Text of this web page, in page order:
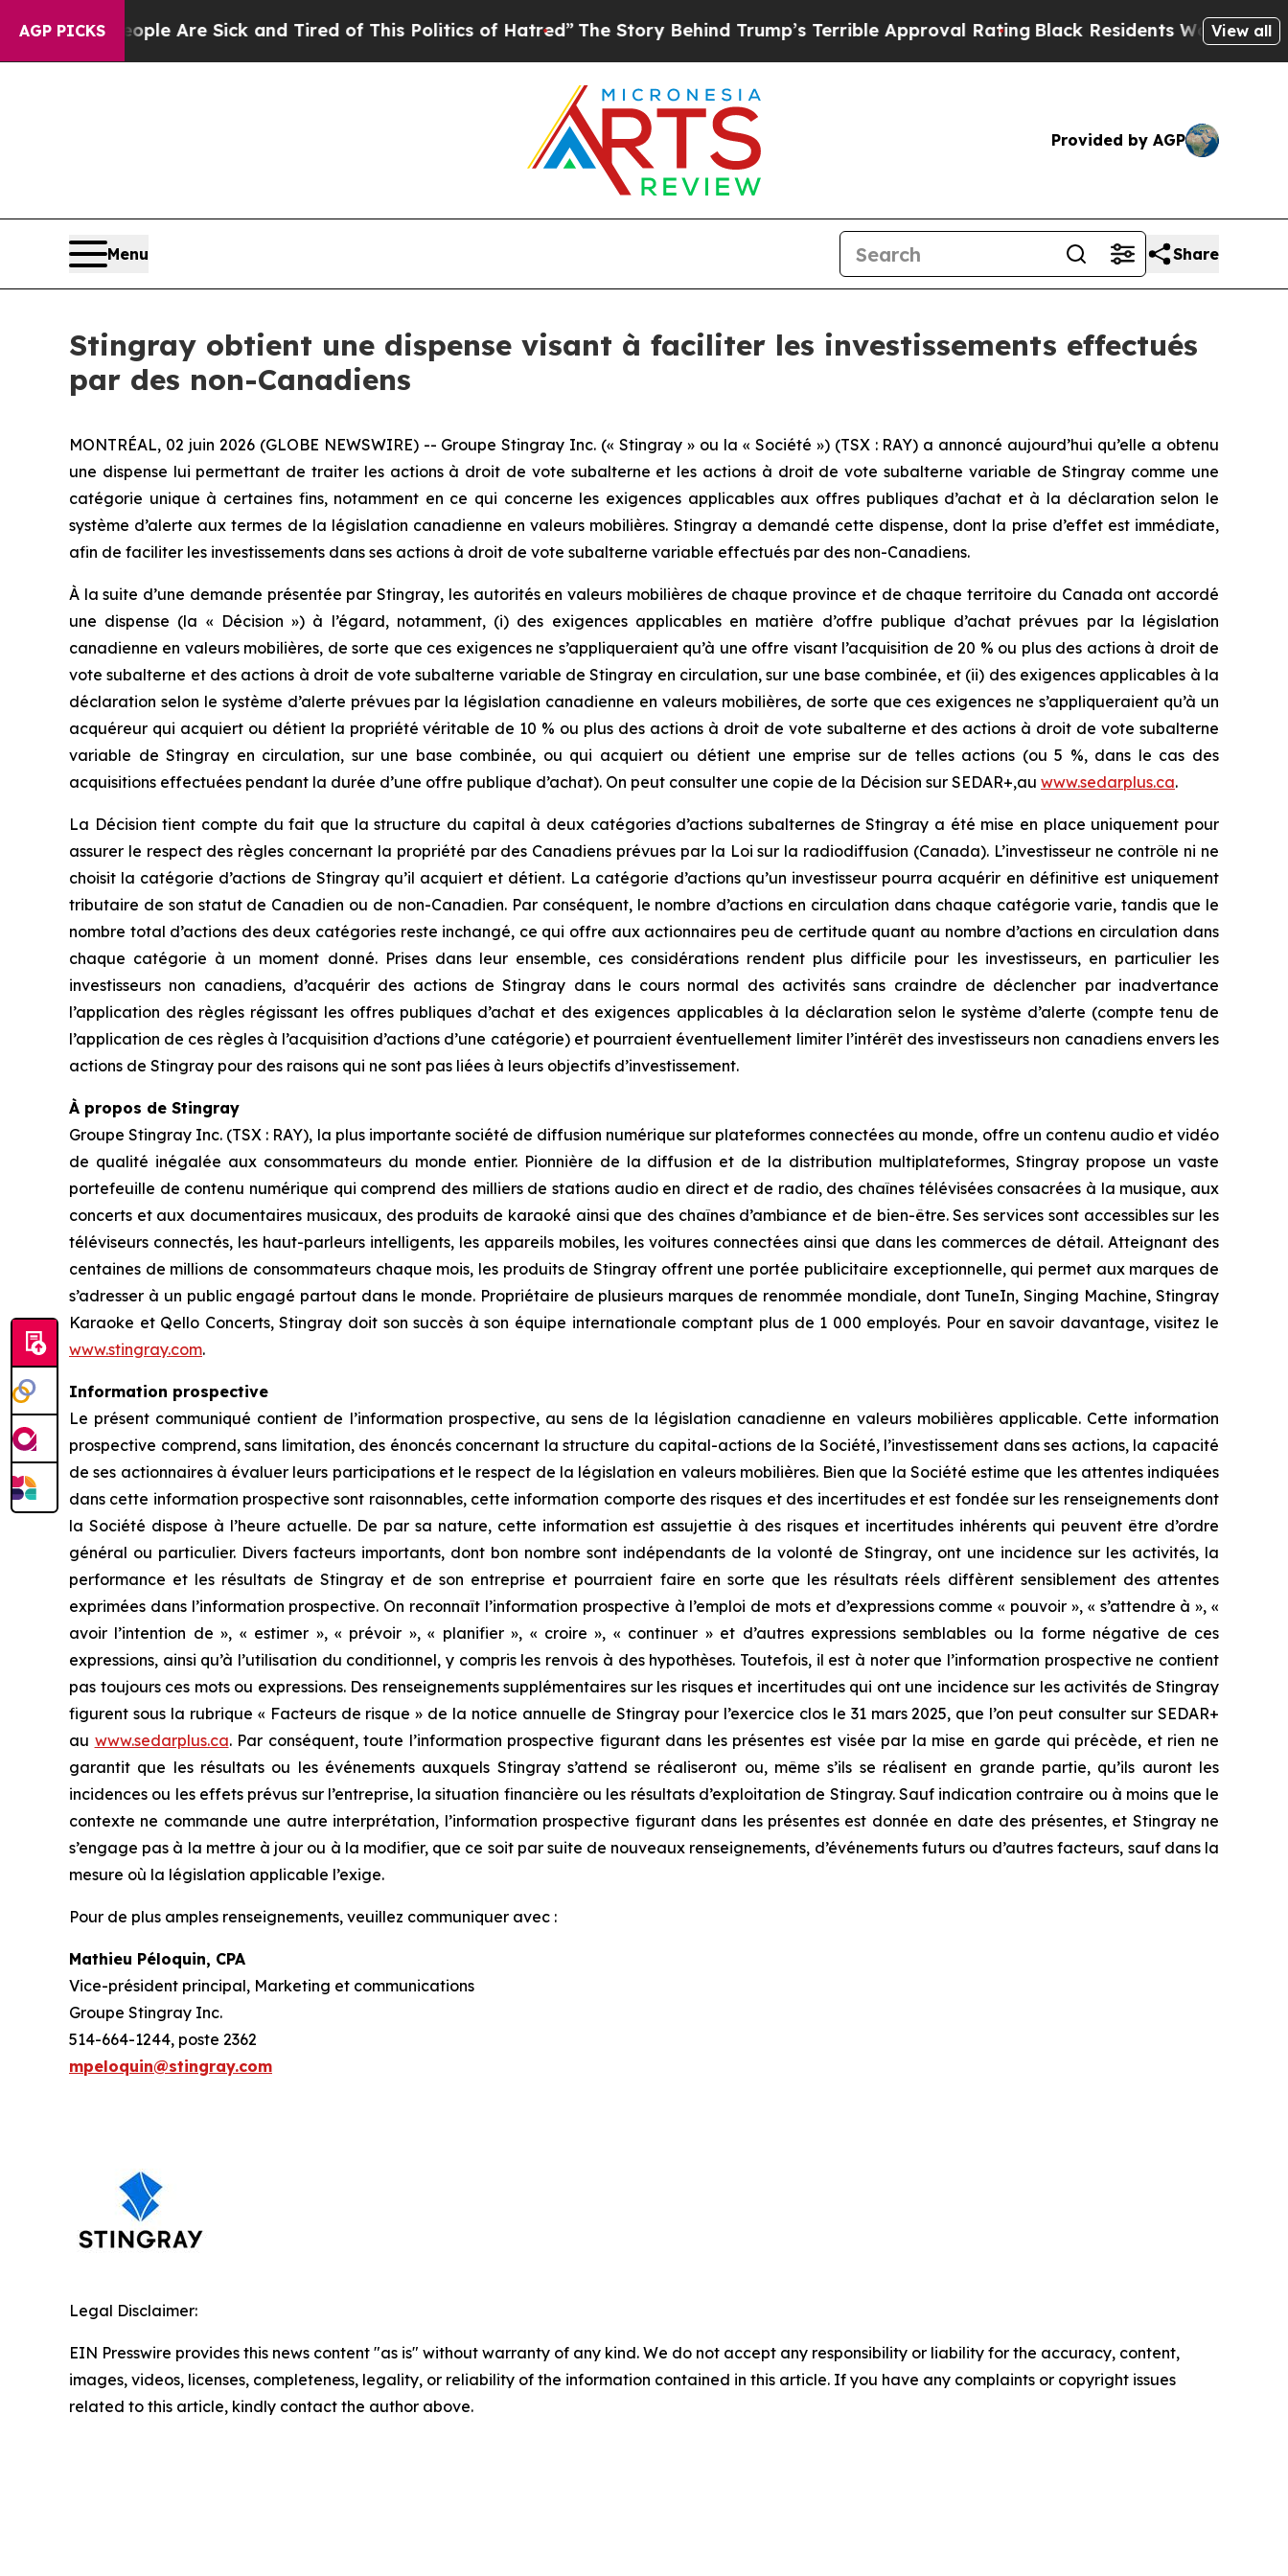
AGP PICKS
“People Are Sick and Tired of This Politics of Hatred”The Story Behind Trump’s Terrible Approval Rating Black Residents Warned of Abusive
View all
Provided by AGP
Menu Share
Stingray obtient une dispense visant à faciliter les investissements effectués
par des non-Canadiens
MONTRÉAL, 02 juin 2026 (GLOBE NEWSWIRE) -- Groupe Stingray Inc. (« Stingray » ou la « Société ») (TSX : RAY) a annoncé aujourd’hui qu’elle a obtenu
une dispense lui permettant de traiter les actions à droit de vote subalterne et les actions à droit de vote subalterne variable de Stingray comme une
catégorie unique à certaines fins, notamment en ce qui concerne les exigences applicables aux offres publiques d’achat et à la déclaration selon le
système d’alerte aux termes de la législation canadienne en valeurs mobilières. Stingray a demandé cette dispense, dont la prise d’effet est immédiate,
afin de faciliter les investissements dans ses actions à droit de vote subalterne variable effectués par des non-Canadiens.
À la suite d’une demande présentée par Stingray, les autorités en valeurs mobilières de chaque province et de chaque territoire du Canada ont accordé
une dispense (la « Décision ») à l’égard, notamment, (i) des exigences applicables en matière d’offre publique d’achat prévues par la législation
canadienne en valeurs mobilières, de sorte que ces exigences ne s’appliqueraient qu’à une offre visant l’acquisition de 20 % ou plus des actions à droit de
vote subalterne et des actions à droit de vote subalterne variable de Stingray en circulation, sur une base combinée, et (ii) des exigences applicables à la
déclaration selon le système d’alerte prévues par la législation canadienne en valeurs mobilières, de sorte que ces exigences ne s’appliqueraient qu’à un
acquéreur qui acquiert ou détient la propriété véritable de 10 % ou plus des actions à droit de vote subalterne et des actions à droit de vote subalterne
variable de Stingray en circulation, sur une base combinée, ou qui acquiert ou détient une emprise sur de telles actions (ou 5 %, dans le cas des
acquisitions effectuées pendant la durée d’une offre publique d’achat). On peut consulter une copie de la Décision sur SEDAR+,au www.sedarplus.ca.
La Décision tient compte du fait que la structure du capital à deux catégories d’actions subalternes de Stingray a été mise en place uniquement pour
assurer le respect des règles concernant la propriété par des Canadiens prévues par la Loi sur la radiodiffusion (Canada). L’investisseur ne contrôle ni ne
choisit la catégorie d’actions de Stingray qu’il acquiert et détient. La catégorie d’actions qu’un investisseur pourra acquérir en définitive est uniquement
tributaire de son statut de Canadien ou de non-Canadien. Par conséquent, le nombre d’actions en circulation dans chaque catégorie varie, tandis que le
nombre total d’actions des deux catégories reste inchangé, ce qui offre aux actionnaires peu de certitude quant au nombre d’actions en circulation dans
chaque catégorie à un moment donné. Prises dans leur ensemble, ces considérations rendent plus difficile pour les investisseurs, en particulier les
investisseurs non canadiens, d’acquérir des actions de Stingray dans le cours normal des activités sans craindre de déclencher par inadvertance
l’application des règles régissant les offres publiques d’achat et des exigences applicables à la déclaration selon le système d’alerte (compte tenu de
l’application de ces règles à l’acquisition d’actions d’une catégorie) et pourraient éventuellement limiter l’intérêt des investisseurs non canadiens envers les
actions de Stingray pour des raisons qui ne sont pas liées à leurs objectifs d’investissement.
À propos de Stingray
Groupe Stingray Inc. (TSX : RAY), la plus importante société de diffusion numérique sur plateformes connectées au monde, offre un contenu audio et vidéo
de qualité inégalée aux consommateurs du monde entier. Pionnière de la diffusion et de la distribution multiplateformes, Stingray propose un vaste
portefeuille de contenu numérique qui comprend des milliers de stations audio en direct et de radio, des chaînes télévisées consacrées à la musique, aux
concerts et aux documentaires musicaux, des produits de karaoké ainsi que des chaînes d’ambiance et de bien-être. Ses services sont accessibles sur les
téléviseurs connectés, les haut-parleurs intelligents, les appareils mobiles, les voitures connectées ainsi que dans les commerces de détail. Atteignant des
centaines de millions de consommateurs chaque mois, les produits de Stingray offrent une portée publicitaire exceptionnelle, qui permet aux marques de
s’adresser à un public engagé partout dans le monde. Propriétaire de plusieurs marques de renommée mondiale, dont TuneIn, Singing Machine, Stingray
Karaoke et Qello Concerts, Stingray doit son succès à son équipe internationale comptant plus de 1 000 employés. Pour en savoir davantage, visitez le
www.stingray.com.
Information prospective
Le présent communiqué contient de l’information prospective, au sens de la législation canadienne en valeurs mobilières applicable. Cette information
prospective comprend, sans limitation, des énoncés concernant la structure du capital-actions de la Société, l’investissement dans ses actions, la capacité
de ses actionnaires à évaluer leurs participations et le respect de la législation en valeurs mobilières. Bien que la Société estime que les attentes indiquées
dans cette information prospective sont raisonnables, cette information comporte des risques et des incertitudes et est fondée sur les renseignements dont
la Société dispose à l’heure actuelle. De par sa nature, cette information est assujettie à des risques et incertitudes inhérents qui peuvent être d’ordre
général ou particulier. Divers facteurs importants, dont bon nombre sont indépendants de la volonté de Stingray, ont une incidence sur les activités, la
performance et les résultats de Stingray et de son entreprise et pourraient faire en sorte que les résultats réels diffèrent sensiblement des attentes
exprimées dans l’information prospective. On reconnaît l’information prospective à l’emploi de mots et d’expressions comme « pouvoir », « s’attendre à », «
avoir l’intention de », « estimer », « prévoir », « planifier », « croire », « continuer » et d’autres expressions semblables ou la forme négative de ces
expressions, ainsi qu’à l’utilisation du conditionnel, y compris les renvois à des hypothèses. Toutefois, il est à noter que l’information prospective ne contient
pas toujours ces mots ou expressions. Des renseignements supplémentaires sur les risques et incertitudes qui ont une incidence sur les activités de Stingray
figurent sous la rubrique « Facteurs de risque » de la notice annuelle de Stingray pour l’exercice clos le 31 mars 2025, que l’on peut consulter sur SEDAR+
au www.sedarplus.ca. Par conséquent, toute l’information prospective figurant dans les présentes est visée par la mise en garde qui précède, et rien ne
garantit que les résultats ou les événements auxquels Stingray s’attend se réaliseront ou, même s’ils se réalisent en grande partie, qu’ils auront les
incidences ou les effets prévus sur l’entreprise, la situation financière ou les résultats d’exploitation de Stingray. Sauf indication contraire ou à moins que le
contexte ne commande une autre interprétation, l’information prospective figurant dans les présentes est donnée en date des présentes, et Stingray ne
s’engage pas à la mettre à jour ou à la modifier, que ce soit par suite de nouveaux renseignements, d’événements futurs ou d’autres facteurs, sauf dans la
mesure où la législation applicable l’exige.
Pour de plus amples renseignements, veuillez communiquer avec :
Mathieu Péloquin, CPA
Vice-président principal, Marketing et communications
Groupe Stingray Inc.
514-664-1244, poste 2362
mpeloquin@stingray.com
Legal Disclaimer:
EIN Presswire provides this news content "as is" without warranty of any kind. We do not accept any responsibility or liability for the accuracy, content,
images, videos, licenses, completeness, legality, or reliability of the information contained in this article. If you have any complaints or copyright issues
related to this article, kindly contact the author above.